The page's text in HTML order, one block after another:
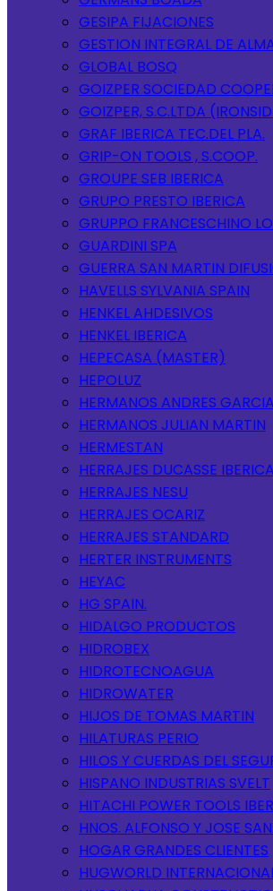
GESIPA FIJACIONES
GESTION INTEGRAL DE
GLOBAL BOSQ
GOIZPER SOCIEDAD
GOIZPER, S.C.LTDA
GRAF IBERICA TEC.DEL PLA.
GRIP-ON TOOLS , S.COOP.
GROUPE SEB IBERICA
GRUPO PRESTO IBERICA
GRUPPO FRANCESCHINO
GUARDINI SPA
GUERRA SAN MARTIN
HAVELLS SYLVANIA SPAIN
HENKEL AHDESIVOS
HENKEL IBERICA
HEPECASA (MASTER)
HEPOLUZ
HERMANOS ANDRES GARCIA
HERMANOS JULIAN MARTIN
HERMESTAN
HERRAJES DUCASSE IBERICA
HERRAJES NESU
HERRAJES OCARIZ
HERRAJES STANDARD
HERTER INSTRUMENTS
HEYAC
HG SPAIN.
HIDALGO PRODUCTOS
HIDROBEX
HIDROTECNOAGUA
HIDROWATER
HIJOS DE TOMAS MARTIN
HILATURAS PERIO
HILOS Y CUERDAS DEL
HISPANO INDUSTRIAS SVELT
HITACHI POWER TOOLS
HNOS. ALFONSO Y JOSE
HOGAR GRANDES CLIENTES
HUGWORLD